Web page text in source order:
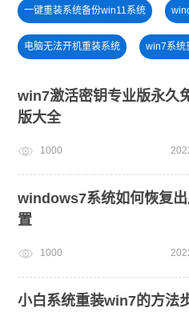
一键重装系统备份win11系统
电脑无法开机重装系统 win7系统
u盘一键重装系统win10 32位
小白一键重装系统win10教程
win7激活密钥专业版永久
版大全
1000
windows7系统如何恢复
置
1000
小白系统重装win7的方法